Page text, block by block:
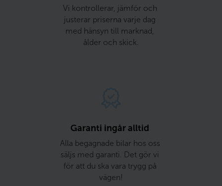
Vi kontrollerar, jämför och
justerar priserna varje dag
med hänsyn till marknad,
ålder och skick.
Garanti ingår alltid
Alla begagnade bilar hos oss
säljs med garanti. Det gör vi
för att du ska vara trygg på
vägen!